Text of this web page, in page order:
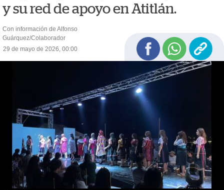
y su red de apoyo en Atitlán.
Con información de Alfonso
Guárquez/Colaborador
29 de mayo de 2026, 00:00